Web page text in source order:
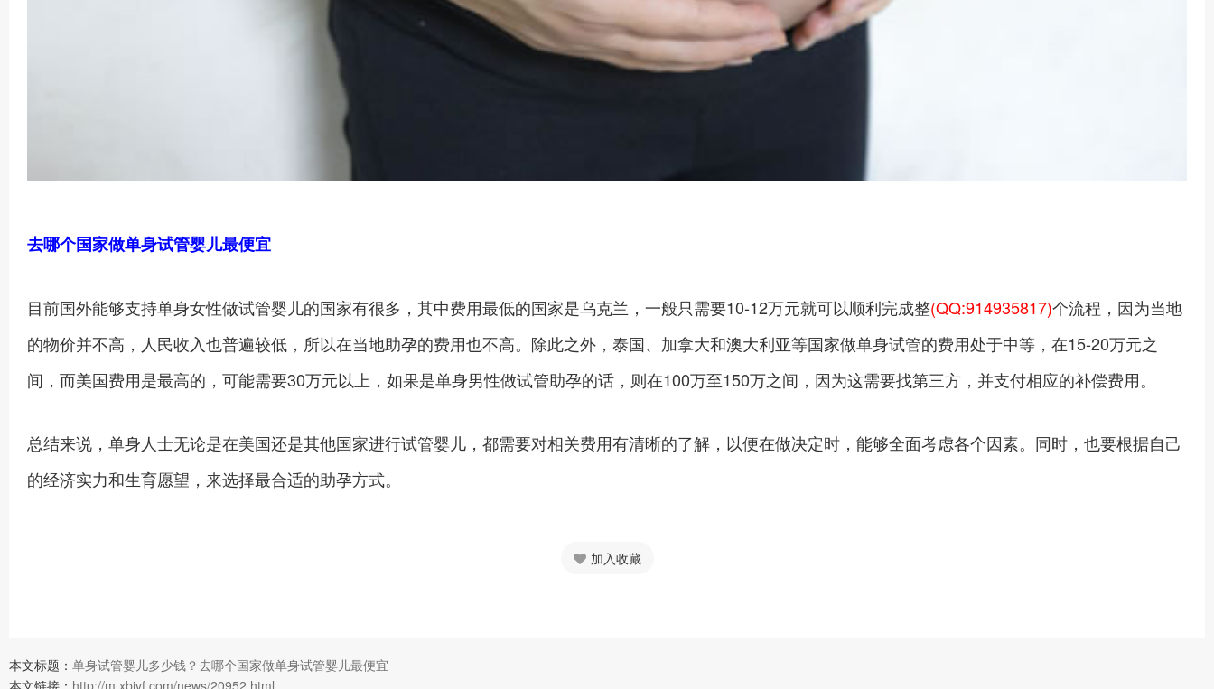
去哪个国家做单身试管婴儿最便宜
目前国外能够支持单身女性做试管婴儿的国家有很多，其中费用最低的国家是乌克兰，一般只需要10-12万元就可以顺利完成整(QQ:914935817)个流程，因为当地
的物价并不高，人民收入也普遍较低，所以在当地助孕的费用也不高。除此之外，泰国、加拿大和澳大利亚等国家做单身试管的费用处于中等，在15-20万元之
间，而美国费用是最高的，可能需要30万元以上，如果是单身男性做试管助孕的话，则在100万至150万之间，因为这需要找第三方，并支付相应的补偿费用。
总结来说，单身人士无论是在美国还是其他国家进行试管婴儿，都需要对相关费用有清晰的了解，以便在做决定时，能够全面考虑各个因素。同时，也要根据自己
的经济实力和生育愿望，来选择最合适的助孕方式。
加入收藏
本文标题： 单身试管婴儿多少钱？去哪个国家做单身试管婴儿最便宜
本文链接： http://m.xbivf.com/news/20952.html